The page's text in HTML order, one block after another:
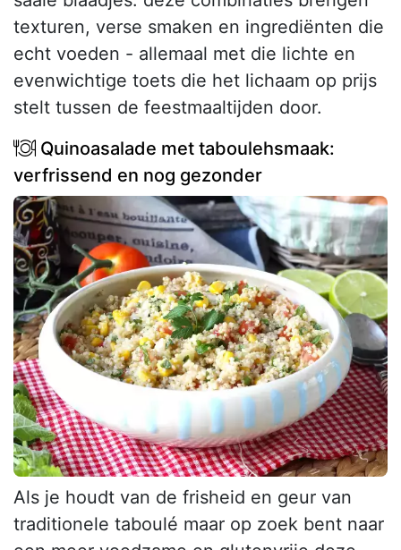
texturen, verse smaken en ingrediënten die
echt voeden - allemaal met die lichte en
evenwichtige toets die het lichaam op prijs
stelt tussen de feestmaaltijden door.
Quinoasalade met taboulehsmaak:
verfrissend en nog gezonder
Als je houdt van de frisheid en geur van
traditionele taboulé maar op zoek bent naar